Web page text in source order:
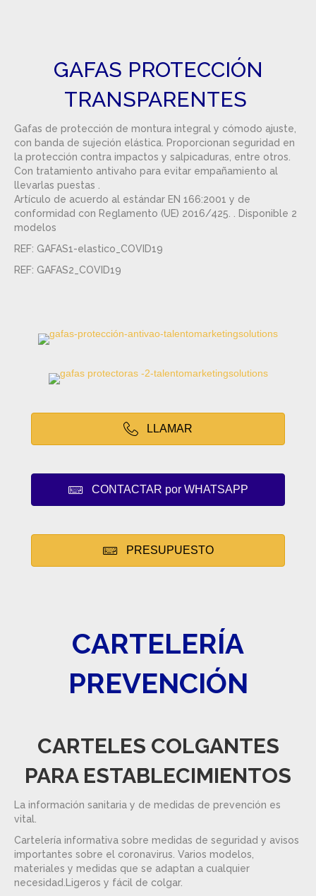
GAFAS PROTECCIÓN
TRANSPARENTES
Gafas de protección de montura integral y cómodo ajuste,
con banda de sujeción elástica. Proporcionan seguridad en
la protección contra impactos y salpicaduras, entre otros.
Con tratamiento antivaho para evitar empañamiento al
llevarlas puestas .
Artículo de acuerdo al estándar EN 166:2001 y de
conformidad con Reglamento (UE) 2016/425. . Disponible 2
modelos
REF: GAFAS1-elastico_COVID19
REF: GAFAS2_COVID19
LLAMAR
CONTACTAR por WHATSAPP
PRESUPUESTO
CARTELERÍA
PREVENCIÓN
CARTELES COLGANTES
PARA ESTABLECIMIENTOS
La información sanitaria y de medidas de prevención es
vital.
Cartelería informativa sobre medidas de seguridad y avisos
importantes sobre el coronavirus. Varios modelos,
materiales y medidas que se adaptan a cualquier
necesidad.Ligeros y fácil de colgar.